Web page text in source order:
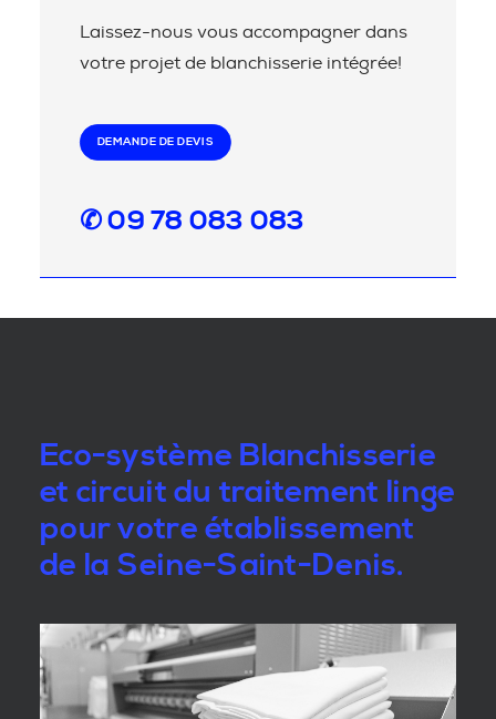
Laissez-nous vous accompagner dans
votre projet de blanchisserie intégrée!
DEMANDE DE DEVIS
✆ 09 78 083 083
Eco-système Blanchisserie
et circuit du traitement linge
pour votre établissement
de la Seine-Saint-Denis.